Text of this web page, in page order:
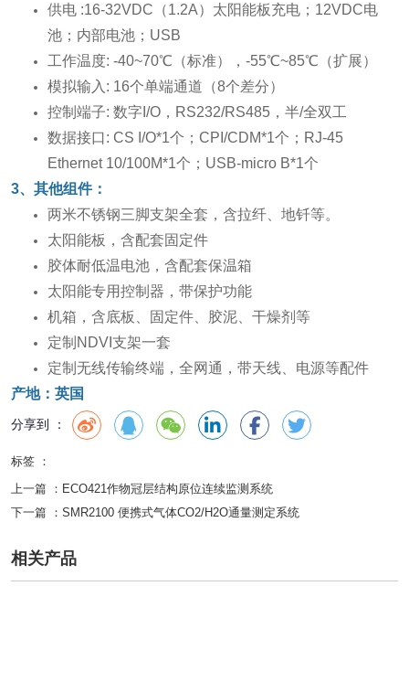
供电 :16-32VDC（1.2A）太阳能板充电；12VDC电
池；内部电池；USB
工作温度: -40~70℃（标准），-55℃~85℃（扩展）
模拟输入: 16个单端通道（8个差分）
控制端子: 数字I/O，RS232/RS485，半/全双工
数据接口: CS I/O*1个；CPI/CDM*1个；RJ-45
Ethernet 10/100M*1个；USB-micro B*1个
3、其他组件：
两米不锈钢三脚支架全套，含拉纤、地钎等。
太阳能板，含配套固定件
胶体耐低温电池，含配套保温箱
太阳能专用控制器，带保护功能
机箱，含底板、固定件、胶泥、干燥剂等
定制NDVI支架一套
定制无线传输终端，全网通，带天线、电源等配件
产地：英国
分享到 ：
标签 ：
上一篇 ： ECO421作物冠层结构原位连续监测系统
下一篇 ： SMR2100 便携式气体CO2/H2O通量测定系统
相关产品